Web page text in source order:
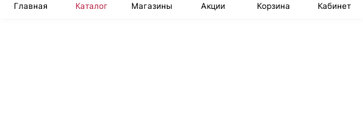
Главная Каталог Магазины Акции Корзина Кабинет